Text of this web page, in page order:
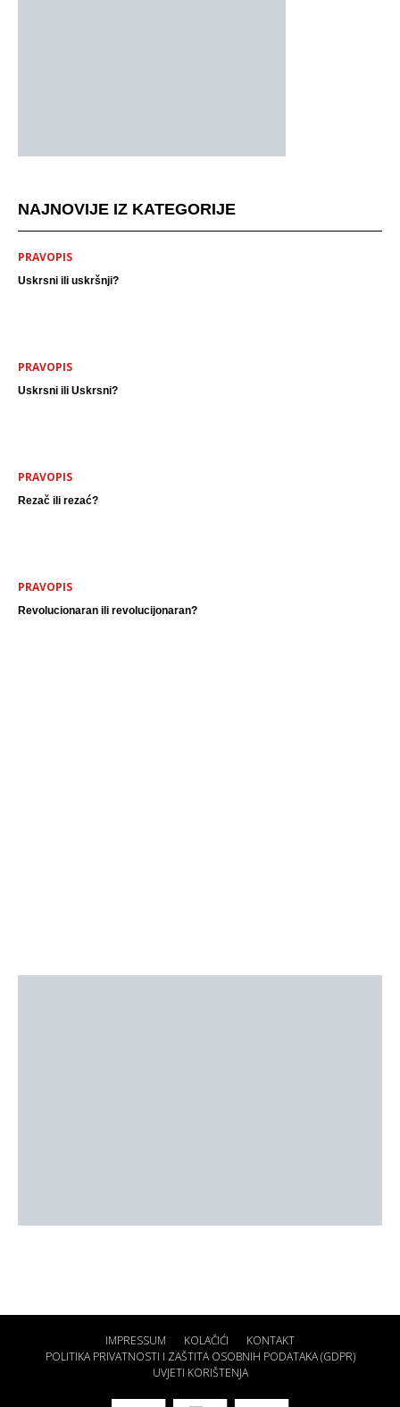
NAJNOVIJE IZ KATEGORIJE
PRAVOPIS
Uskrsni ili uskršnji?
PRAVOPIS
Uskrsni ili Uskrsni?
PRAVOPIS
Rezač ili rezać?
PRAVOPIS
Revolucionaran ili revolucijonaran?
IMPRESSUM KOLAČIĆI
KONTAKT
POLITIKA PRIVATNOSTI I ZAŠTITA OSOBNIH PODATAKA (GDPR)
UVJETI KORIŠTENJA